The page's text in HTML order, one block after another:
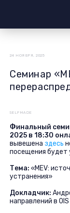
24 НОЯБРЯ, 2025
Семинар
SELFMADE
Финальный
2025 в 18:30
вывешена здесь
посещения будет
Тема: «MEV:
устранения»
Докладчик:
направлений в